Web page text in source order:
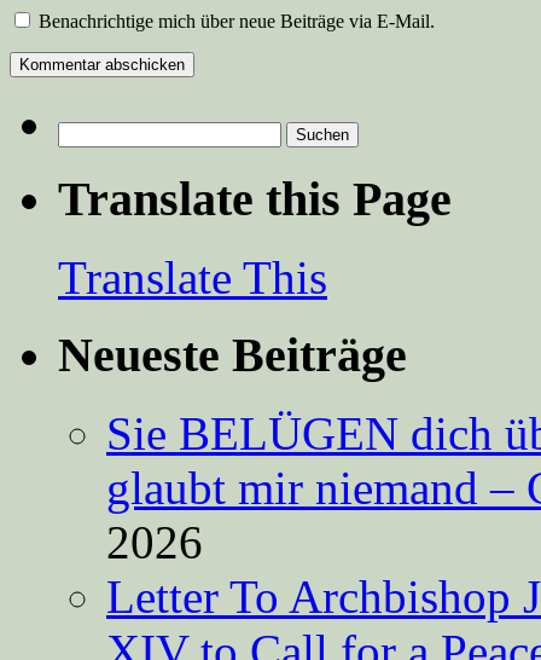
Benachrichtige mich über neue Beiträge via E-Mail.
nach:
Translate this Page
Translate This
Neueste Beiträge
Sie BELÜGEN dich
glaubt mir niemand –
2026
Letter To Archbishop